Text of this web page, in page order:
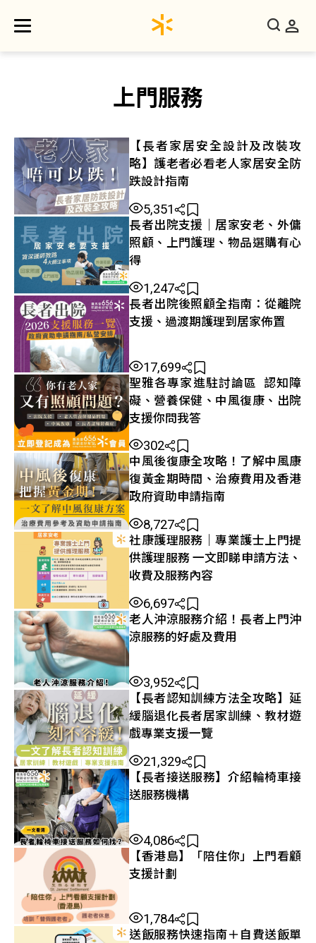
上門服務
【長者家居安全設計及改裝攻
略】護老者必看老人家居安全防
跌設計指南
5,351
長者出院支援｜居家安老、外傭
照顧、上門護理、物品選購有心
得
1,247
長者出院後照顧全指南：從離院
支援、過渡期護理到居家佈置
17,699
聖雅各專家進駐討論區 認知障
礙、營養保健、中風復康、出院
支援你問我答
302
中風後復康全攻略！了解中風康
復黃金期時間、治療費用及香港
政府資助申請指南
8,727
社康護理服務｜專業護士上門提
供護理服務 一文即睇申請方法、
收費及服務內容
6,697
老人沖涼服務介紹！長者上門沖
涼服務的好處及費用
3,952
【長者認知訓練方法全攻略】延
緩腦退化長者居家訓練、教材遊
戲專業支援一覽
21,329
【長者接送服務】介紹輪椅車接
送服務機構
4,086
【香港島】「陪住你」上門看顧
支援計劃
1,784
送飯服務快速指南＋自費送飯單